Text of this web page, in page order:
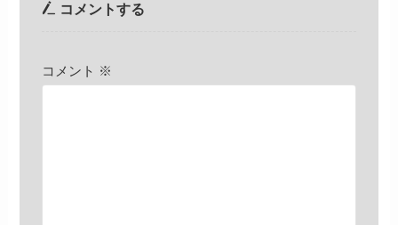
コメントする
コメント ※